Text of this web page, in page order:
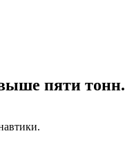
пяти тонн.